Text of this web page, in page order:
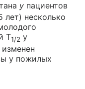
у пациентов
лет) несколько
Т1/2 у
у пожилых